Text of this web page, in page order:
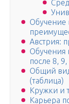
Обучение
Австрия:
Обучения
после 8, 9,
Общий
(таблица)
Кружки и
Карьера